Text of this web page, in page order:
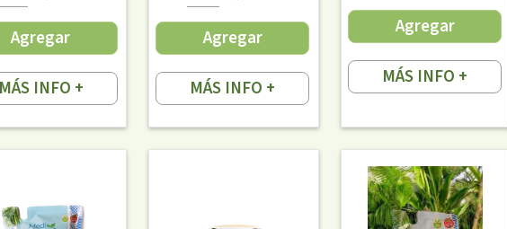
Agregar
MÁS INFO +
Agregar
MÁS INFO +
Agregar
MÁS INFO +